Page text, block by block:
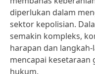
diperlukan dalam
sektor kepolisian.
semakin kompleks,
harapan dan
mencapai kesetaraan
hukum.